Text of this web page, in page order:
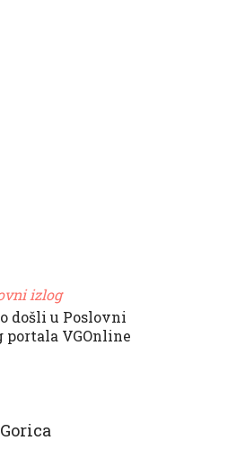
izlog
došli u Poslovni
portala VGOnline